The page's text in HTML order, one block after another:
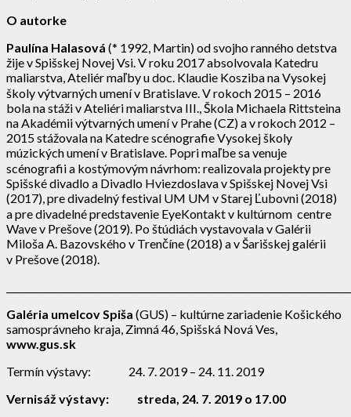
O autorke
Paulína Halasová (* 1992, Martin) od svojho ranného detstva
žije v Spišskej Novej Vsi. V roku 2017 absolvovala Katedru
maliarstva, Ateliér maľby u doc. Klaudie Kosziba na Vysokej
školy výtvarných umení v Bratislave. V rokoch 2015 – 2016
bola na stáži v Ateliéri maliarstva III., Škola Michaela Rittsteina
na Akadémii výtvarných umení v Prahe (CZ) a v rokoch 2012 –
2015 stážovala na Katedre scénografie Vysokej školy
múzických umení v Bratislave. Popri maľbe sa venuje
scénografii a kostýmovým návrhom: realizovala projekty pre
Spišské divadlo a Divadlo Hviezdoslava v Spišskej Novej Vsi
(2017), pre divadelný festival UM UM v Starej Ľubovni (2018)
a pre divadelné predstavenie EyeKontakt v kultúrnom centre
Wave v Prešove (2019). Po štúdiách vystavovala v Galérii
Miloša A. Bazovského v Trenčíne (2018) a v Šarišskej galérii
v Prešove (2018).
Galéria umelcov Spiša (GUS) – kultúrne zariadenie Košického
samosprávneho kraja, Zimná 46, Spišská Nová Ves,
www.gus.sk
Termín výstavy: 24. 7. 2019 – 24. 11. 2019
Vernisáž výstavy:
streda, 24. 7. 2019 o 17.00